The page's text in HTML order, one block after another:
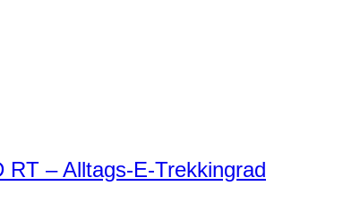
RT – Alltags-E-Trekkingrad